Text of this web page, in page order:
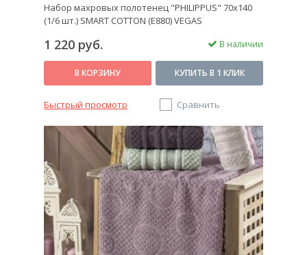
Набор махровых полотенец "PHILIPPUS" 70х140
(1/6 шт.) SMART COTTON (E880) VEGAS
1 220 руб. В наличии
В КОРЗИНУ КУПИТЬ В 1 КЛИК
Быстрый просмотр Сравнить